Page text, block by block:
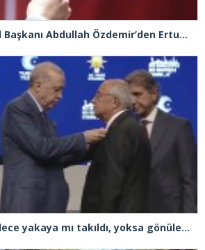
AK Parti İstanbul İl Başkanı Abdullah Özdemir’den Ertuğrul Özkök’e “Franco” tepkisi
AK Parti rozeti sadece yakaya mı takıldı, yoksa gönüle takılmadı mı?